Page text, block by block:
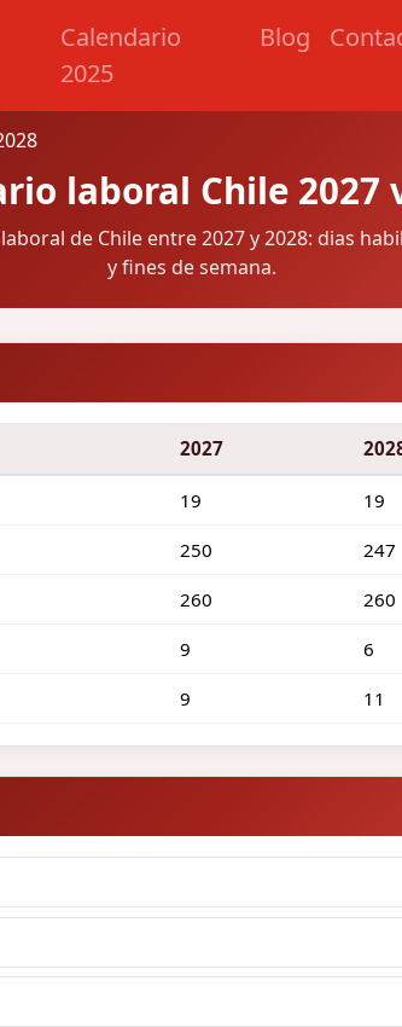
Calendario
2025
Blog
laboral Chile 2027
de Chile entre 2027 y 2028: dias
y fines de semana.
2027
19 19
250 247
260 260
9 6
9 11